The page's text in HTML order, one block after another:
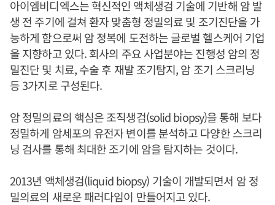
아이엠비디엑스는 혁신적인 액체생검 기술에 기반해 암 발
생 전 주기에 걸쳐 환자 맞춤형 정밀의료 및 조기진단을 가
능하게 함으로써 암 정복에 도전하는 글로벌 헬스케어 기업
을 지향하고 있다. 회사의 주요 사업분야는 진행성 암의 정
밀진단 및 치료, 수술 후 재발 조기탐지, 암 조기 스크리닝
등 3가지로 구성된다.
암 정밀의료의 핵심은 조직생검(solid biopsy)을 통해 보다
정밀하게 암세포의 유전자 변이를 분석하고 다양한 스크리
닝 검사를 통해 최대한 조기에 암을 탐지하는 것이다.
2013년 액체생검(liquid biopsy) 기술이 개발되면서 암 정
밀의료의 새로운 패러다임이 만들어지고 있다.